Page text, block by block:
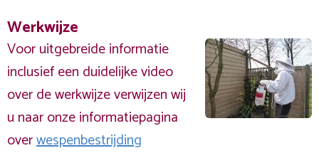
Werkwijze
Voor uitgebreide informatie
inclusief een duidelijke video
over de werkwijze verwijzen wij
u naar onze informatiepagina
overwespenbestrijding